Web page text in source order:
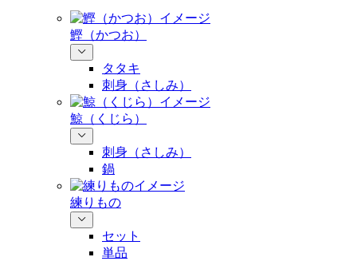
鰹（かつお）
タタキ
刺身（さしみ）
鯨（くじら）
刺身（さしみ）
鍋
練りもの
セット
単品